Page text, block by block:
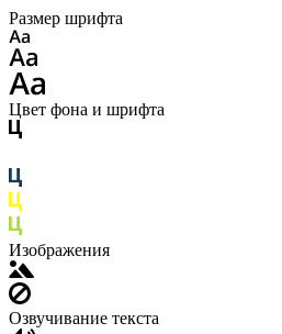
Размер шрифта
Цвет фона и шрифта
Изображения
Озвучивание текста